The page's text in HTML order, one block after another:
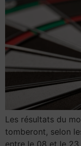
Les résultats du
tomberont, selon
entre le 08 et le 23